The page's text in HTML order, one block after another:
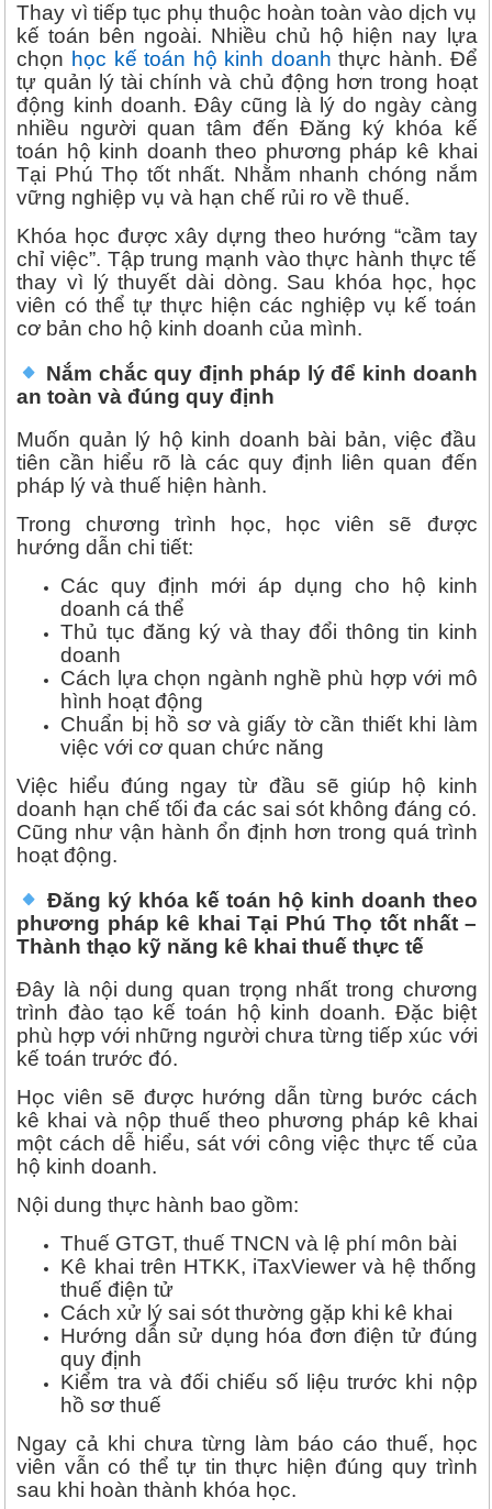
Thay vì tiếp tục phụ thuộc hoàn toàn vào dịch vụ
kế toán bên ngoài. Nhiều chủ hộ hiện nay lựa
chọn học kế toán hộ kinh doanh thực hành. Để
tự quản lý tài chính và chủ động hơn trong hoạt
động kinh doanh. Đây cũng là lý do ngày càng
nhiều người quan tâm đến Đăng ký khóa kế
toán hộ kinh doanh theo phương pháp kê khai
Tại Phú Thọ tốt nhất. Nhằm nhanh chóng nắm
vững nghiệp vụ và hạn chế rủi ro về thuế.
Khóa học được xây dựng theo hướng “cầm tay
chỉ việc”. Tập trung mạnh vào thực hành thực tế
thay vì lý thuyết dài dòng. Sau khóa học, học
viên có thể tự thực hiện các nghiệp vụ kế toán
cơ bản cho hộ kinh doanh của mình.
Nắm chắc quy định pháp lý để kinh doanh
an toàn và đúng quy định
Muốn quản lý hộ kinh doanh bài bản, việc đầu
tiên cần hiểu rõ là các quy định liên quan đến
pháp lý và thuế hiện hành.
Trong chương trình học, học viên sẽ được
hướng dẫn chi tiết:
Các quy định mới áp dụng cho hộ kinh
doanh cá thể
Thủ tục đăng ký và thay đổi thông tin kinh
doanh
Cách lựa chọn ngành nghề phù hợp với mô
hình hoạt động
Chuẩn bị hồ sơ và giấy tờ cần thiết khi làm
việc với cơ quan chức năng
Việc hiểu đúng ngay từ đầu sẽ giúp hộ kinh
doanh hạn chế tối đa các sai sót không đáng có.
Cũng như vận hành ổn định hơn trong quá trình
hoạt động.
Đăng ký khóa kế toán hộ kinh doanh theo
phương pháp kê khai Tại Phú Thọ tốt nhất –
Thành thạo kỹ năng kê khai thuế thực tế
Đây là nội dung quan trọng nhất trong chương
trình đào tạo kế toán hộ kinh doanh. Đặc biệt
phù hợp với những người chưa từng tiếp xúc với
kế toán trước đó.
Học viên sẽ được hướng dẫn từng bước cách
kê khai và nộp thuế theo phương pháp kê khai
một cách dễ hiểu, sát với công việc thực tế của
hộ kinh doanh.
Nội dung thực hành bao gồm:
Thuế GTGT, thuế TNCN và lệ phí môn bài
Kê khai trên HTKK, iTaxViewer và hệ thống
thuế điện tử
Cách xử lý sai sót thường gặp khi kê khai
Hướng dẫn sử dụng hóa đơn điện tử đúng
quy định
Kiểm tra và đối chiếu số liệu trước khi nộp
hồ sơ thuế
Ngay cả khi chưa từng làm báo cáo thuế, học
viên vẫn có thể tự tin thực hiện đúng quy trình
sau khi hoàn thành khóa học.